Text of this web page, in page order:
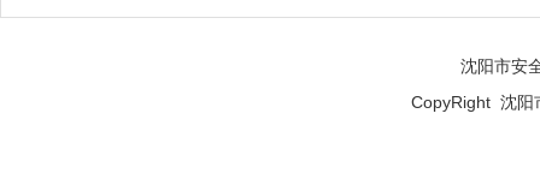
沈阳市安
CopyRight 沈阳